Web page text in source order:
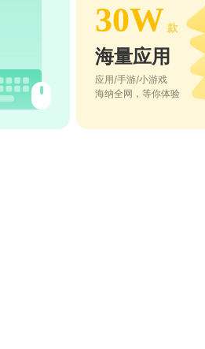
30W 款
海量应用
应用/手游/小游戏
海纳全网，等你体验